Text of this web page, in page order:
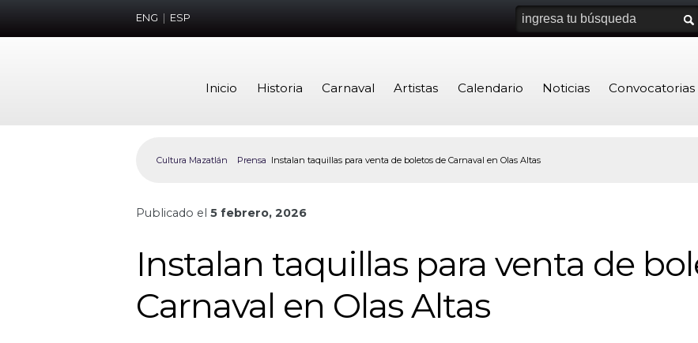
ENG ESP
Inicio Historia Carnaval Artistas Calendario Noticias Convocatorias
Cultura Mazatlán Prensa Instalan taquillas para venta de boletos de Carnaval en Olas Altas
Publicado el 5 febrero, 2026
Instalan taquillas para venta de
Carnaval en Olas Altas